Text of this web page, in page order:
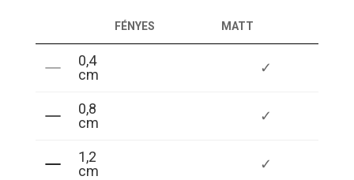
FÉNYES MATT
0,4
cm
✓
0,8
cm
✓
1,2
cm
✓